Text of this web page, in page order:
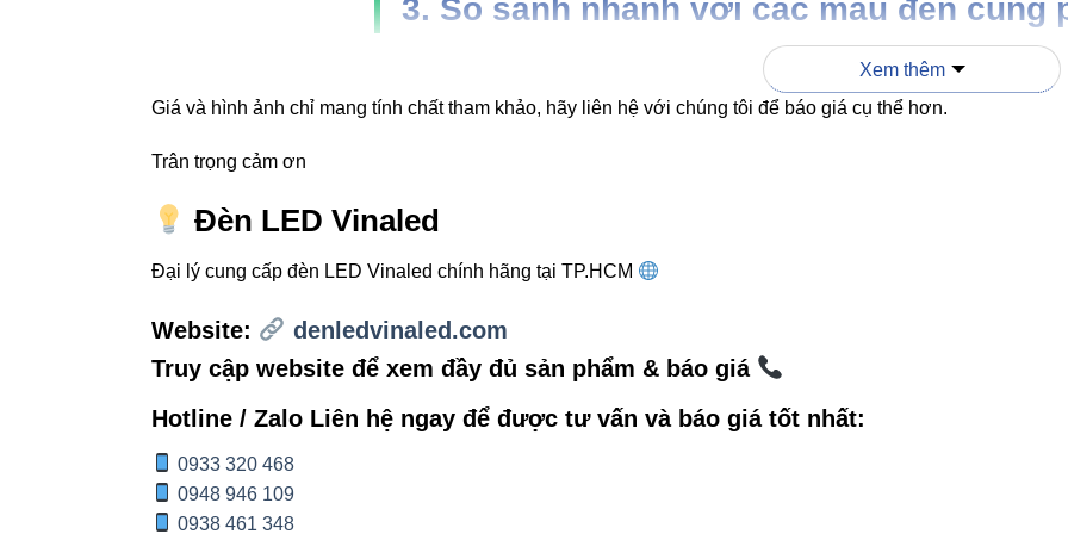
3. So sánh nhanh với các mẫu đèn cùng
MẪU PHỔ THÔNG KHÁC
Chuẩn chống nước
> 30.000 giờ
Thiết kế Vuông – nhôm đúc
Xem thêm
Giá và hình ảnh chỉ mang tính chất tham khảo, hãy liên hệ với chúng tôi để báo giá cụ thể hơn.
Trân trọng cảm ơn
Đèn LED Vinaled
Đại lý cung cấp đèn LED Vinaled chính hãng tại TP.HCM
Website:
denledvinaled.com
Truy cập website để xem đầy đủ sản phẩm & báo giá
Hotline / Zalo Liên hệ ngay để được tư vấn và báo giá tốt nhất:
0933 320 468
0948 946 109
0938 461 348